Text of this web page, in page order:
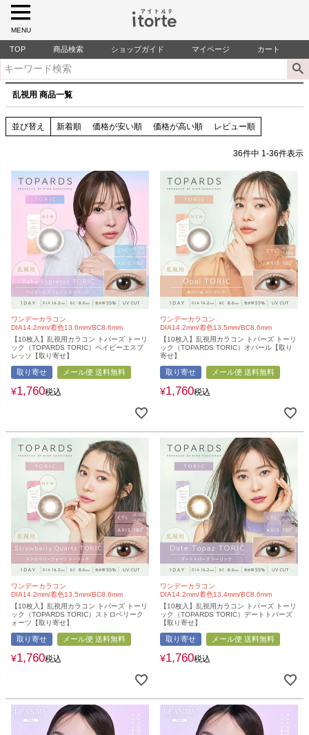
MENU
TOP 商品検索 ショップガイド マイページ カート
乱視用 商品一覧
並び替え 新着順 価格が安い順 価格が高い順 レビュー順
36件中 1 -36件表示
ワンデーカラコン
DIA14.2mm/着色13.6mm/BC8.6mm
【10枚入】乱視用カラコン トパーズ トーリ
ック（TOPARDS TORIC）ベイビーエスプ
レッソ【取り寄せ】
取り寄せ メール便 送料無料
¥1,760税込
ワンデーカラコン
DIA14.2mm/着色13.5mm/BC8.6mm
【10枚入】乱視用カラコン トパーズ トーリ
ック（TOPARDS TORIC）オパール【取り
寄せ】
取り寄せ メール便 送料無料
¥1,760税込
ワンデーカラコン
DIA14.2mm/着色13.5mm/BC8.6mm
【10枚入】乱視用カラコン トパーズ トーリ
ック（TOPARDS TORIC）ストロベリーク
ォーツ【取り寄せ】
取り寄せ メール便 送料無料
¥1,760税込
ワンデーカラコン
DIA14.2mm/着色13.4mm/BC8.6mm
【10枚入】乱視用カラコン トパーズ トーリ
ック（TOPARDS TORIC）デートトパーズ
【取り寄せ】
取り寄せ メール便 送料無料
¥1,760税込